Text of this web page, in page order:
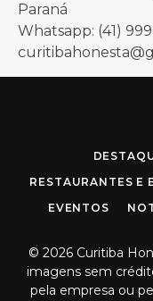
Paraná
Whatsapp: (41)
RESTAURANTES E
EVENTOS
© 2026 Curitiba
imagens sem
pela empresa ou